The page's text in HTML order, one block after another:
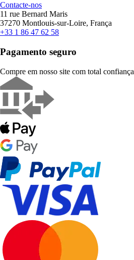
Contacte-nos
11 rue Bernard Maris
37270 Montlouis-sur-Loire, França
+33 1 86 47 62 58
Pagamento seguro
Compre em nosso site com total confiança